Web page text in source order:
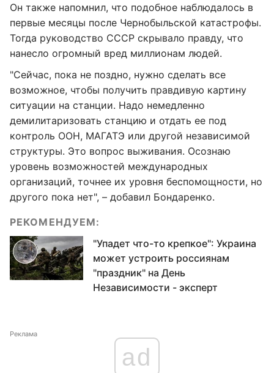
Он также напомнил, что подобное наблюдалось в
первые месяцы после Чернобыльской катастрофы.
Тогда руководство СССР скрывало правду, что
нанесло огромный вред миллионам людей.
"Сейчас, пока не поздно, нужно сделать все
возможное, чтобы получить правдивую картину
ситуации на станции. Надо немедленно
демилитаризовать станцию и отдать ее под
контроль ООН, МАГАТЭ или другой независимой
структуры. Это вопрос выживания. Осознаю
уровень возможностей международных
организаций, точнее их уровня беспомощности, но
другого пока нет", – добавил Бондаренко.
РЕКОМЕНДУЕМ:
"Упадет что-то крепкое": Украина
может устроить россиянам
"праздник" на День
Независимости - эксперт
Реклама
ad